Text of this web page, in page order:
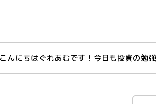
こんにちはぐれあむです！今日も投資の勉